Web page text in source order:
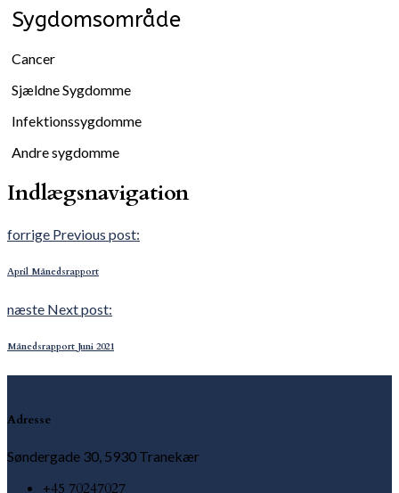
Sygdomsområde
Cancer
Sjældne Sygdomme
Infektionssygdomme
Andre sygdomme
Indlægsnavigation
forrige Previous post:
April Månedsrapport
næste Next post:
Månedsrapport Juni 2021
Adresse
Søndergade 30, 5930 Tranekær
+45 70247027